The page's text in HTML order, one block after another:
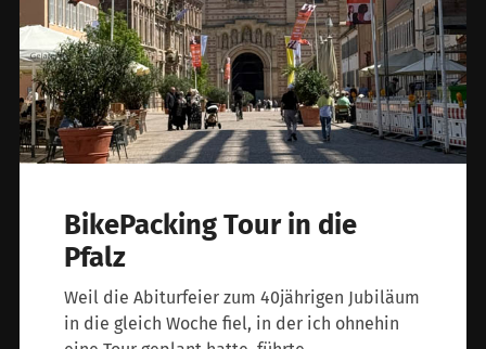
BikePacking Tour in die
Pfalz
Weil die Abiturfeier zum 40jährigen Jubiläum
in die gleich Woche fiel, in der ich ohnehin